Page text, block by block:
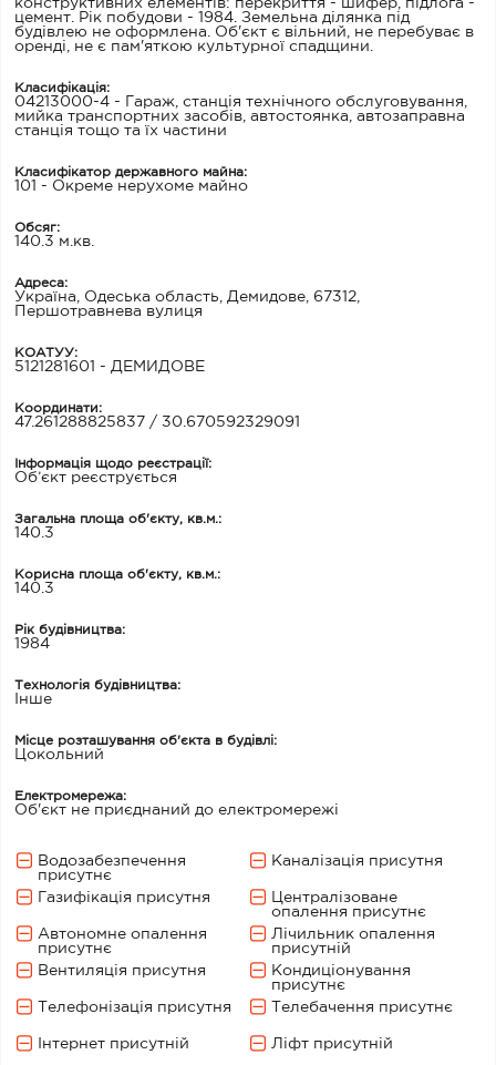
конструктивних елементів: перекриття - шифер, підлога -
цемент. Рік побудови - 1984. Земельна ділянка під
будівлею не оформлена. Об'єкт є вільний, не перебуває в
оренді, не є пам'яткою культурної спадщини.
Класифікація:
04213000-4 - Гараж, станція технічного обслуговування,
мийка транспортних засобів, автостоянка, автозаправна
станція тощо та їх частини
Класифікатор державного майна:
101 - Окреме нерухоме майно
Обсяг:
140.3 м.кв.
Адреса:
Україна, Одеська область, Демидове, 67312,
Першотравнева вулиця
КОАТУУ:
5121281601 - ДЕМИДОВЕ
Координати:
47.261288825837 / 30.670592329091
Інформація щодо реєстрації:
Об’єкт реєструється
Загальна площа об'єкту, кв.м.:
140.3
Корисна площа об'єкту, кв.м.:
140.3
Рік будівництва:
1984
Технологія будівництва:
Iнше
Місце розташування об'єкта в будівлі:
Цокольний
Електромережа:
Об'єкт не приєднаний до електромережі
Водозабезпечення
присутнє
Каналізація присутня
Газифікація присутня
Централізоване
опалення присутнє
Автономне опалення
присутнє
Лічильник опалення
присутній
Вентиляція присутня
Кондиціонування
присутнє
Телефонізація присутня
Телебачення присутнє
Інтернет присутній Ліфт присутній